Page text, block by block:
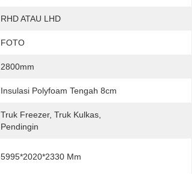
RHD ATAU LHD
FOTO
2800mm
Insulasi Polyfoam Tengah 8cm
Truk Freezer, Truk Kulkas,
Pendingin
5995*2020*2330 Mm